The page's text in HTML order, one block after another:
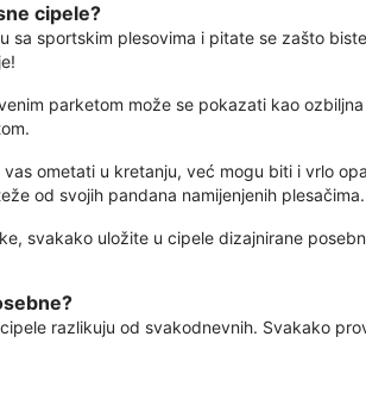
cipele?
sa sportskim plesovima i pitate se zašto
parketom može se pokazati kao
ometati u kretanju, već mogu biti i vrlo
od svojih pandana namijenjenih plesačima.
svakako uložite u cipele dizajnirane
razlikuju od svakodnevnih. Svakako